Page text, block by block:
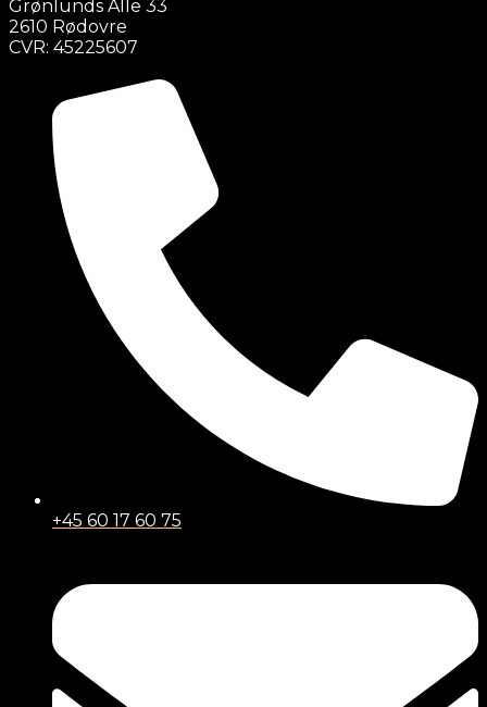
Grønlunds Alle 33
2610 Rødovre
CVR: 45225607
+45 60 17 60 75